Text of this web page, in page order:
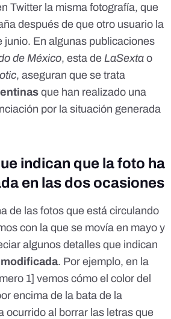
Twitter la misma fotografía, que
después de que otro usuario la
junio. En algunas publicaciones
de México, esta de LaSexta o
, aseguran que se trata
que han realizado una
por la situación generada
indican que la foto ha
en las dos ocasiones
de las fotos que está circulando
con la que se movía en mayo y
algunos detalles que indican
. Por ejemplo, en la
1] vemos cómo el color del
encima de la bata de la
ocurrido al borrar las letras que